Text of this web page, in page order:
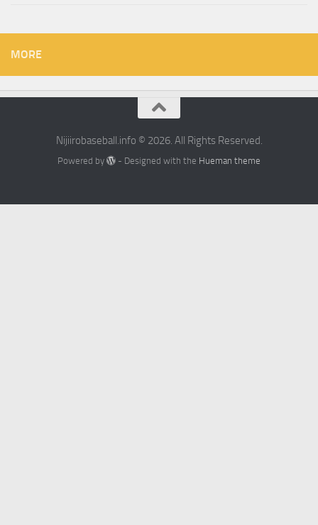
MORE
Nijiirobaseball.info © 2026. All Rights Reserved.
Powered by - Designed with the Hueman theme